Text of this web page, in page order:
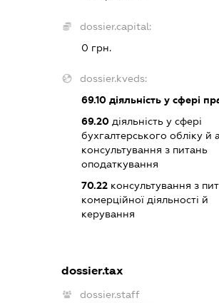
dossier.capital:
0 грн.
dossier.kveds:
69.10 діяльність у сфері
69.20 діяльність у сфері
бухгалтерського обліку й
консультування з питань
оподаткування
70.22 консультування з
комерційної діяльності й
керування
dossier.tax
dossier.staff